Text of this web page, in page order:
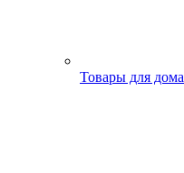
Товары для дома